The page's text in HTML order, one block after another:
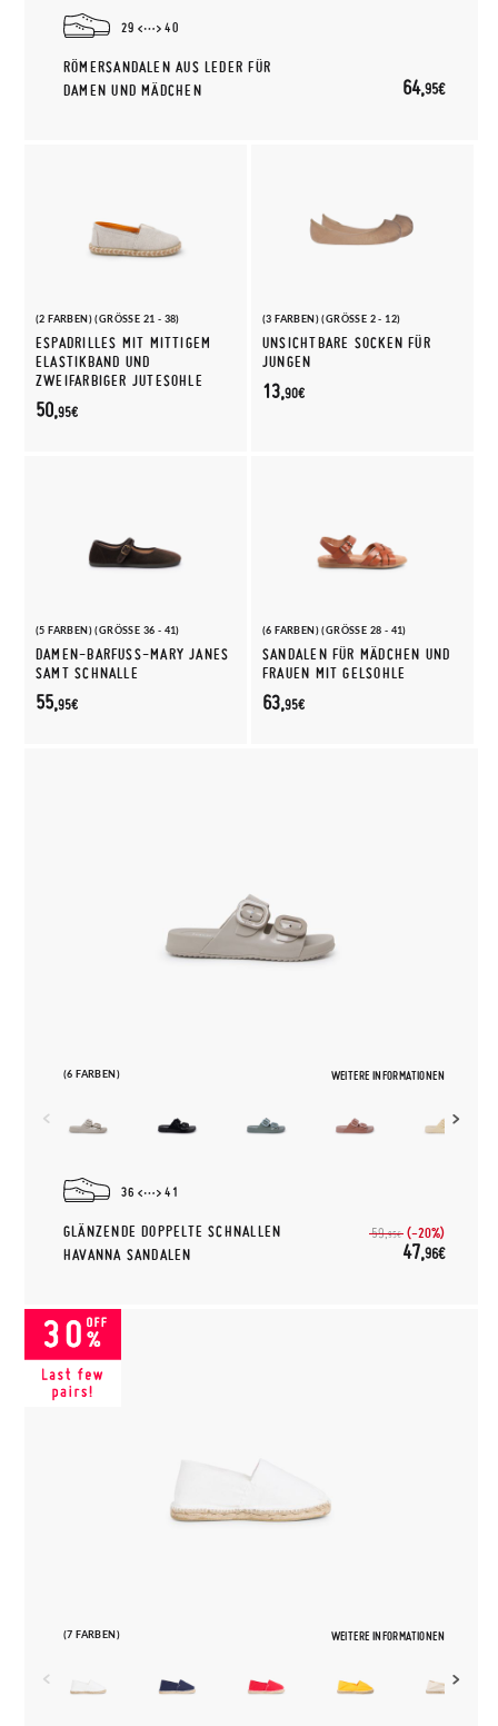
29 40
RÖMERSANDALEN AUS LEDER FÜR
DAMEN UND MÄDCHEN
64,95€
(2 FARBEN) (GRÖSSE 21 - 38)
ESPADRILLES MIT MITTIGEM
ELASTIKBAND UND
ZWEIFARBIGER JUTESOHLE
50,95€
(3 FARBEN) (GRÖSSE 2 - 12)
UNSICHTBARE SOCKEN FÜR
JUNGEN
13,90€
(5 FARBEN) (GRÖSSE 36 - 41)
DAMEN-BARFUSS-MARY JANES S
AMT SCHNALLE
55,95€
(6 FARBEN) (GRÖSSE 28 - 41)
SANDALEN FÜR MÄDCHEN UND
FRAUEN MIT GELSOHLE
63,95€
(6 FARBEN) WEITERE INFORMATIONEN
36 41
GLÄNZENDE DOPPELTE SCHNALLEN
HAVANNA SANDALEN
59,95€ (-20%)
47,96€
(7 FARBEN) WEITERE INFORMATIONEN